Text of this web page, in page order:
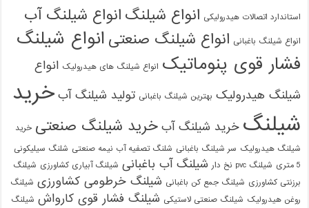
استاندارد اتصالات هیدرولیکی انواع شیلنگ انواع شیلنگ آب
انواع شیلنگ باغبانی انواع شیلنگ صنعتی انواع شیلنگ
فشار قوی پنوماتیک انواع شیلنگ های هیدرولیک انواع
شیلنگ هیدرولیک بهترین شیلنگ باغبانی تولید شیلنگ آب خرید
شیلنگ خرید شیلنگ آب خرید شیلنگ صنعتی خرید
شیلنگ هیدرولیک سر شیلنگ باغبانی شلنگ تصفیه آب نیمه صنعتی شلنگ سیلیکونی
5 متری
شیلنگ pvc نخ دار شیلنگ آب باغبانی شیلنگ آبیاری کشاورزی شیلنگ
برزنتی کشاورزی شیلنگ جمع کن باغبانی شیلنگ خرطومی کشاورزی شیلنگ
روغن هیدرولیک شیلنگ صنعتی لاستیکی شیلنگ فشار قوی کارواش شیلنگ